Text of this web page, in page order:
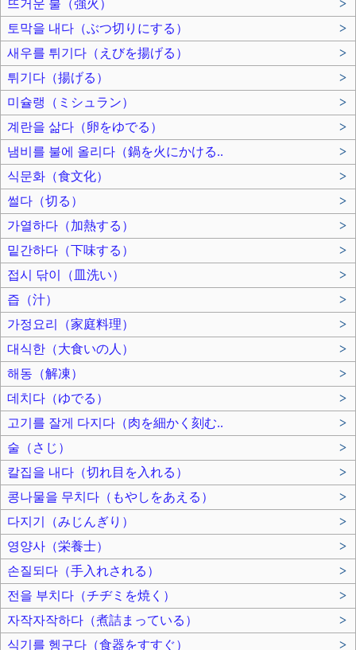
뜨거운 불（強火）
>
토막을 내다（ぶつ切りにする）
>
새우를 튀기다（えびを揚げる）
>
튀기다（揚げる）
>
미슐랭（ミシュラン）
>
계란을 삶다（卵をゆでる）
>
냄비를 불에 올리다（鍋を火にかける..
>
식문화（食文化）
>
썰다（切る）
>
가열하다（加熱する）
>
밑간하다（下味する）
>
접시 닦이（皿洗い）
>
즙（汁）
>
가정요리（家庭料理）
>
대식한（大食いの人）
>
해동（解凍）
>
데치다（ゆでる）
>
고기를 잘게 다지다（肉を細かく刻む..
>
술（さじ）
>
칼집을 내다（切れ目を入れる）
>
콩나물을 무치다（もやしをあえる）
>
다지기（みじんぎり）
>
영양사（栄養士）
>
손질되다（手入れされる）
>
전을 부치다（チヂミを焼く）
>
자작자작하다（煮詰まっている）
>
식기를 헹구다（食器をすすぐ）
>